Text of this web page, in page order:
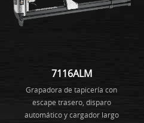
7116ALM
Grapadora de tapicería con
escape trasero, disparo
automático y cargador largo